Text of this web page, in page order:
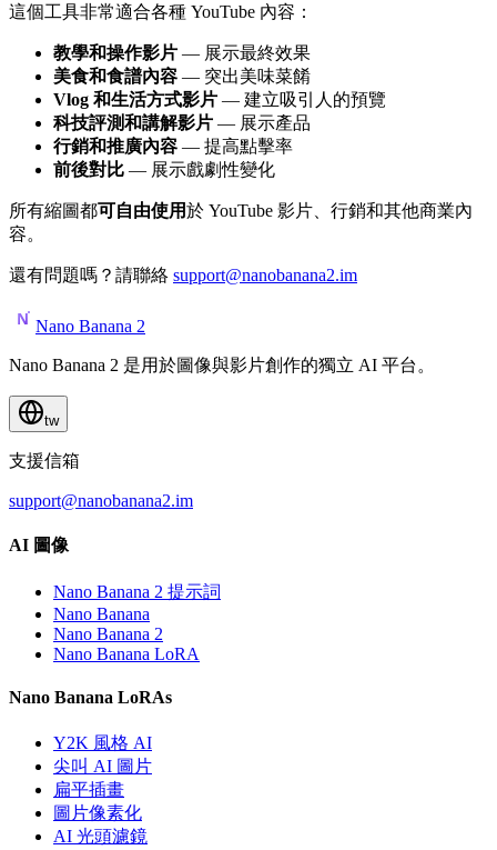
這個工具非常適合各種 YouTube 內容：
教學和操作影片 — 展示最終效果
美食和食譜內容 — 突出美味菜餚
Vlog 和生活方式影片 — 建立吸引人的預覽
科技評測和講解影片 — 展示產品
行銷和推廣內容 — 提高點擊率
前後對比 — 展示戲劇性變化
所有縮圖都可自由使用於 YouTube 影片、行銷和其他商業內
容。
還有問題嗎？請聯絡 support@nanobanana2.im
Nano Banana 2
Nano Banana 2 是用於圖像與影片創作的獨立 AI 平台。
tw
支援信箱
support@nanobanana2.im
AI 圖像
Nano Banana 2 提示詞
Nano Banana
Nano Banana 2
Nano Banana LoRA
Nano Banana LoRAs
Y2K 風格 AI
尖叫 AI 圖片
扁平插畫
圖片像素化
AI 光頭濾鏡